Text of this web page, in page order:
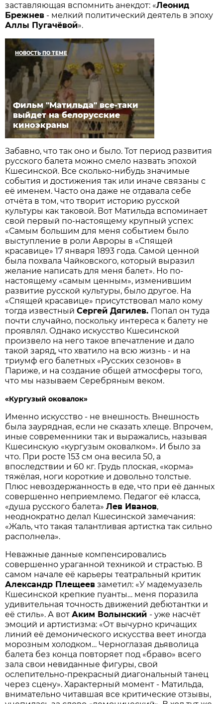
заставляющая вспомнить анекдот: «Леонид
Брежнев - мелкий политический деятель в эпоху
Аллы Пугачёвой».
НОВОСТЬ ПО ТЕМЕ
Фильм "Матильда" все-таки
выйдет на белорусские
киноэкраны
Забавно, что так оно и было. Тот период развития
русского балета можно смело назвать эпохой
Кшесинской. Все сколько-нибудь значимые
события и достижения так или иначе связаны с
её именем. Часто она даже не отдавала себе
отчёта в том, что творит историю русской
культуры как таковой. Вот Матильда вспоминает
свой первый по-настоящему крупный успех:
«Самым большим для меня событием было
выступление в роли Авроры в «Спящей
красавице» 17 января 1893 года. Самой ценной
была похвала Чайковского, который выразил
желание написать для меня балет». Но по-
настоящему «самым ценным», изменившим
развитие русской культуры, было другое. На
«Спящей красавице» присутствовал мало кому
тогда известныйСергей Дягилев. Попал он туда
почти случайно, поскольку интереса к балету не
проявлял. Однако искусство Кшесинской
произвело на него такое впечатление и дало
такой заряд, что хватило на всю жизнь - и на
триумф его балетных «Русских сезонов» в
Париже, и на создание общей атмосферы того,
что мы называем Серебряным веком.
«Кургузый оковалок»
Именно искусство - не внешность. Внешность
была заурядная, если не сказать хлеще. Впрочем,
иные современники так и выражались, называя
Кшесинскую «кургузым оковалком». И было за
что. При росте 153 см она весила 50, а
впоследствии и 60 кг. Грудь плоская, «корма»
тяжёлая, ноги короткие и довольно толстые.
Плюс невоздержанность в еде, что при её данных
совершенно неприемлемо. Педагог её класса,
«душа русского балета»Лев Иванов,
неоднократно делал Кшесинской замечания:
«Жаль, что такая талантливая артистка так сильно
располнела».
Неважные данные компенсировались
совершенно ураганной техникой и страстью. В
самом начале её карьеры теа­тральный критик
Александр Плещеев заметил: «У мадемуазель
Кшесинской крепкие пуанты… меня поразила
удивительная точность движений дебютантки и
её стиль». А вотАким Волынский - уже насчёт
эмоций и артистизма: «От вычурно кричащих
линий её демонического искусства веет иногда
морозным холодком… Черно­глазая дьяволица
балета без конца повторяет под «браво» всего
зала свои невиданные фигуры, свой
ослепительно-прекрасный диагональный танец
через сцену». Характерный момент - Матильда,
внимательно читавшая все критические отзывы,